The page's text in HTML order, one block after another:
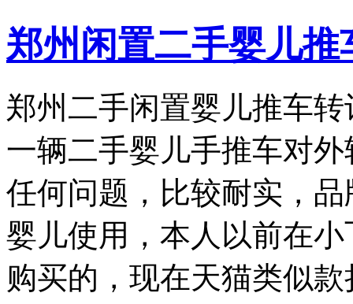
郑州闲置二手婴儿推
郑州二手闲置婴儿推车
一辆二手婴儿手推车对
任何问题，比较耐实，品
婴儿使用，本人以前在
购买的，现在天猫类似